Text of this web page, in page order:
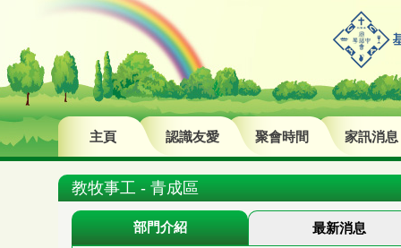
主頁 認識友愛 聚會時間 家訊消息
教牧事工 - 青成區
部門介紹 最新消息